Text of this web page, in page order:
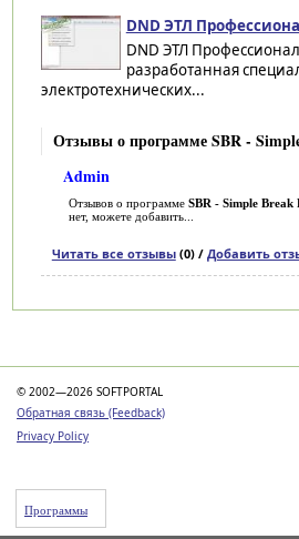
DND ЭТЛ
DND ЭТЛ
разработанная
электротехнических...
Отзывы о программе SBR -
Admin
Отзывов о программе SBR - Simple Break
нет, можете добавить...
Читать все отзывы(0) / Добавить
© 2002—2026 SOFTPORTAL
Обратная связь (Feedback)
Privacy Policy
Программы